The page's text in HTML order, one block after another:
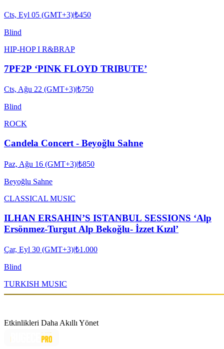
Cts, Eyl 05 (GMT+3)|₺450
Blind
HIP-HOP I R&BRAP
7PF2P ‘PINK FLOYD TRIBUTE’
Cts, Ağu 22 (GMT+3)|₺750
Blind
ROCK
Candela Concert - Beyoğlu Sahne
Paz, Ağu 16 (GMT+3)|₺850
Beyoğlu Sahne
CLASSICAL MUSIC
ILHAN ERSAHIN’S ISTANBUL SESSIONS ‘Alp
Ersönmez-Turgut Alp Bekoğlu- İzzet Kızıl’
Çar, Eyl 30 (GMT+3)|₺1.000
Blind
TURKISH MUSIC
Etkinlikleri Daha Akıllı Yönet